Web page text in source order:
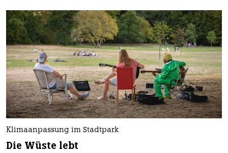
Klimaanpassung im Stadtpark
Die Wüste lebt